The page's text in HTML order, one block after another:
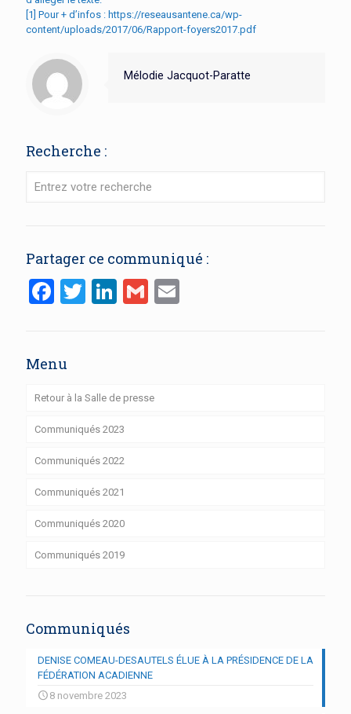
[1] Pour + d’infos : https://reseausantene.ca/wp-
content/uploads/2017/06/Rapport-foyers2017.pdf
Mélodie Jacquot-Paratte
Recherche :
Partager ce communiqué :
Facebook
Twitter
LinkedIn
Gmail
Menu
Retour à la Salle de presse
Communiqués 2023
Communiqués 2022
Communiqués 2021
Communiqués 2020
Communiqués 2019
Communiqués
DENISE COMEAU-DESAUTELS ÉLUE À LA PRÉSIDENCE DE LA
FÉDÉRATION ACADIENNE
8 novembre 2023